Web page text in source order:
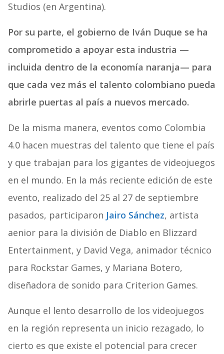
Studios (en Argentina).
Por su parte, el gobierno de Iván Duque se ha
comprometido a apoyar esta industria —
incluida dentro de la economía naranja— para
que cada vez más el talento colombiano pueda
abrirle puertas al país a nuevos mercado.
De la misma manera, eventos como Colombia
4.0 hacen muestras del talento que tiene el país
y que trabajan para los gigantes de videojuegos
en el mundo. En la más reciente edición de este
evento, realizado del 25 al 27 de septiembre
pasados, participaron Jairo Sánchez, artista
aenior para la división de Diablo en Blizzard
Entertainment, y David Vega, animador técnico
para Rockstar Games, y Mariana Botero,
diseñadora de sonido para Criterion Games.
Aunque el lento desarrollo de los videojuegos
en la región representa un inicio rezagado, lo
cierto es que existe el potencial para crecer